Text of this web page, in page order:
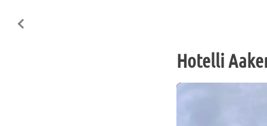
Hotelli